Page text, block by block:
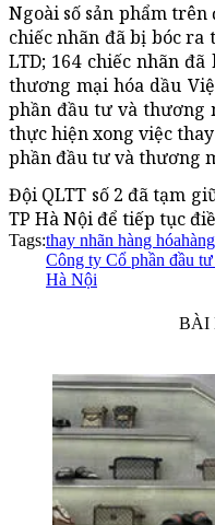
Ngoài số sản phẩm
chiếc nhãn đã bị bóc ra
LTD; 164 chiếc nhãn
thương mại hóa dầu
phần đầu tư và thương
thực hiện xong việc
phần đầu tư và thương
Đội QLTT số 2 đã tạm
TP Hà Nội để tiếp tục
Tags:thay nhãn hàng hóa
Công ty Cổ phần đầu
Hà Nội
BÀI